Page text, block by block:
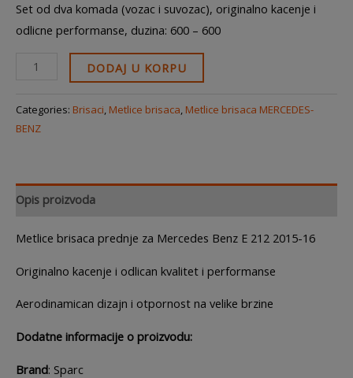
Set od dva komada (vozac i suvozac), originalno kacenje i
odlicne performanse, duzina: 600 – 600
DODAJ U KORPU
Categories: Brisaci, Metlice brisaca, Metlice brisaca MERCEDES-
BENZ
Opis proizvoda
Metlice brisaca prednje za Mercedes Benz E 212 2015-16
Originalno kacenje i odlican kvalitet i performanse
Aerodinamican dizajn i otpornost na velike brzine
Dodatne informacije o proizvodu:
Brand: Sparc